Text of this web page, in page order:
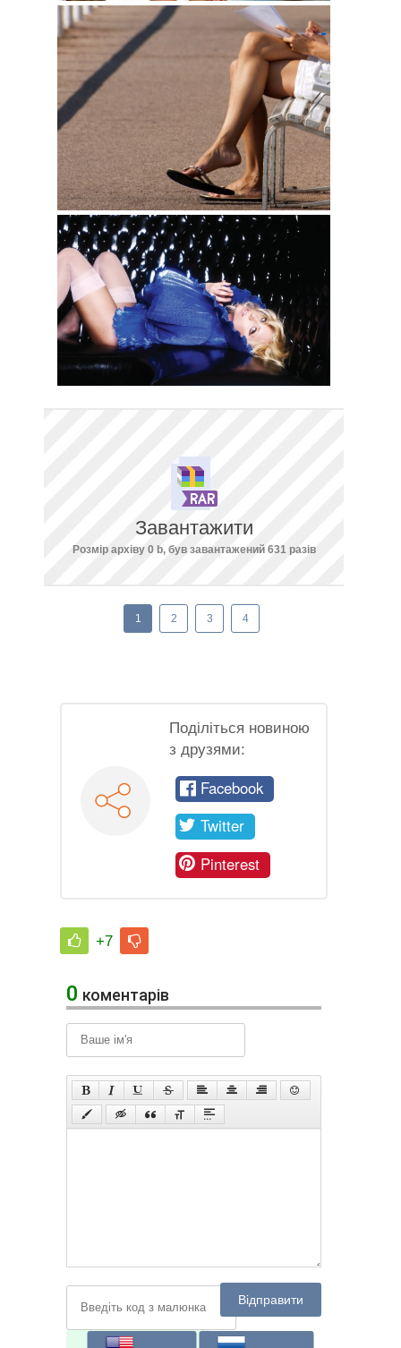
Завантажити
Розмір архіву 0 b, був завантажений 631 разів
1 2 3 4
Поділіться новиною
з друзями:
Facebook
Twitter
Pinterest
+7
0 коментарів
Відправити